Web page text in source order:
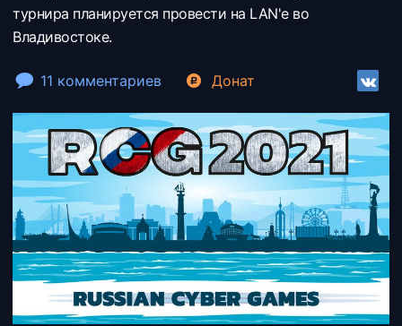
турнира планируется провести на LAN'е во
Владивостоке.
11 комментариев Донат